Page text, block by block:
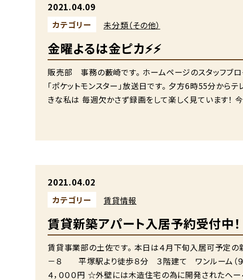
2021.04.09
カテゴリー 未分類（その他）
金曜よるは金ピカ⚡⚡
販売部 事務の藪崎です。 ホームページのスタッフブロ
「ポケットモンスター」放送日です。 夕方6時55分から
きな私は 毎週欠かさず録画をして楽しく見ています！
2021.04.02
カテゴリー 賃貸情報
賃貸新築アパート入居予約受付中！
賃貸事業部の土佐です。 本日は４月下旬入居可予定
－８ 平塚駅より徒歩８分 ３階建て ワンルーム（９
４，０００円 ☆外壁には木造住宅の為に開発された